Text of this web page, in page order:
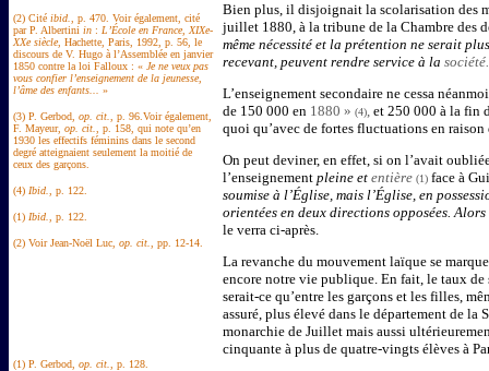
(2) Cité ibid.
, p. 470. Voir également, cité
par P. Albertini in : L’École en France, XIXe-
XXe siècle, Hachette, Paris, 1992, p. 56, le
discours de V. Hugo à l’Assemblée en janvier
1850 contre la loi Falloux : « Je ne veux pas
vous confier l’enseignement de la jeunesse,
l’âme des enfants... »
(3) P. Gerbod, op. cit.
, p. 96.Voir également,
F. Mayeur, op. cit.
, p. 158, qui note qu’en
1930 les effectifs féminins dans le second
degré atteignaient seulement la moitié de
ceux des garçons.
(4) Ibid. , p. 122.
(1) Ibid. , p. 122.
(2) Voir Jean-Noël Luc, op. cit. , pp. 12-14.
(1) P. Gerbod, op. cit. , p. 128.
Bien plus, il disjoignait la scolarisation des
juillet 1880, à la tribune de la Chambre des
même nécessité et la prétention ne serait
recevant, peuvent rendre service à la
L’enseignement secondaire ne cessa
de 150 000 en 1880 » (4), et 250 000 à la fin
quoi qu’avec de fortes fluctuations en
On peut deviner, en effet, si on l’avait
l’enseignement pleine et entière (1) face à
soumise à l’Église, mais l’Église, en
orientées en deux directions opposées.
le verra ci-après.
La revanche du mouvement laïque se
encore notre vie publique. En fait, le taux
serait-ce qu’entre les garçons et les filles,
assuré, plus élevé dans le département de
monarchie de Juillet mais aussi
cinquante à plus de quatre-vingts élèves à